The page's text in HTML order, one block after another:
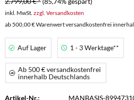
inkl. MwSt. zzgl. Versandkosten
ab 500,00 € Warenwert versandkostenfrei
Auf Lager 1 - 3 Werktage**
Ab 500 € versandkostenfrei
innerhalb Deutschlands
Artikel-Nr.: MANBASIS-